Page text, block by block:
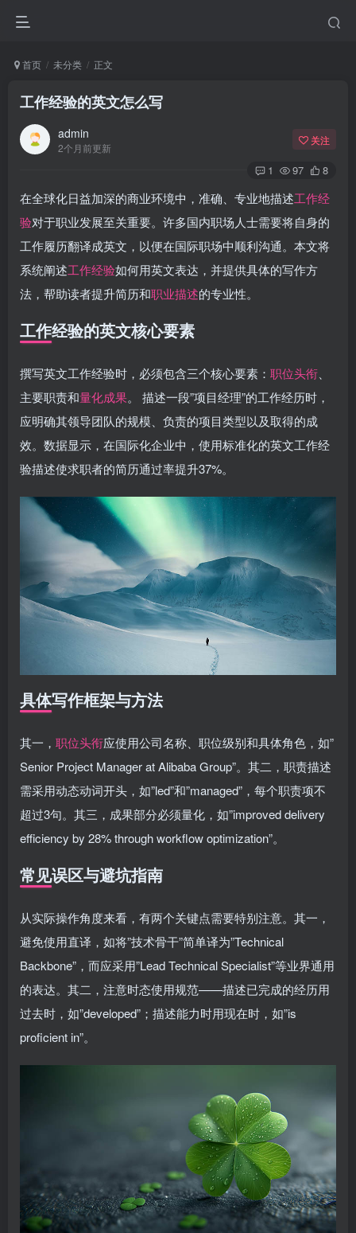
首页 未分类 正文
工作经验的英文怎么写
admin
2个月前更新
关注
1 97 8
在全球化日益加深的商业环境中，准确、专业地描述工作经
验对于职业发展至关重要。许多国内职场人士需要将自身的
工作履历翻译成英文，以便在国际职场中顺利沟通。本文将
系统阐述工作经验如何用英文表达，并提供具体的写作方
法，帮助读者提升简历和职业描述的专业性。
工作经验的英文核心要素
撰写英文工作经验时，必须包含三个核心要素： 职位头衔
主要职责和量化成果。 描述一段”项目经理”的工作经历时，
应明确其领导团队的规模、负责的项目类型以及取得的成
效。数据显示，在国际化企业中，使用标准化的英文工作经
验描述使求职者的简历通过率提升37%。
具体写作框架与方法
其一， 职位头衔应使用公司名称、职位级别和具体角色，如”
Senior Project Manager at Alibaba Group”。其二，职责描述
需采用动态动词开头，如”led”和”managed”，每个职责项不
超过3句。其三，成果部分必须量化，如”improved delivery
efficiency by 28% through workflow optimization”。
常见误区与避坑指南
从实际操作角度来看，有两个关键点需要特别注意。其一，
避免使用直译，如将”技术骨干”简单译为”Technical
Backbone”，而应采用”Lead Technical Specialist”等业界通用
的表达。其二，注意时态使用规范——描述已完成的经历用
过去时，如”developed”；描述能力时用现在时，如”is
proficient in”。